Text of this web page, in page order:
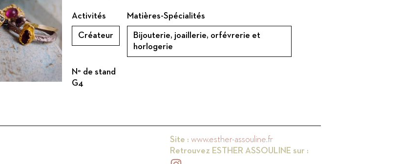
Activités
Créateur
Matières-Spécialités
Bijouterie, joaillerie, orfévrerie et
horlogerie
N° de stand
G4
Site : www.esther-assouline.fr
Retrouvez ESTHER ASSOULINE sur :